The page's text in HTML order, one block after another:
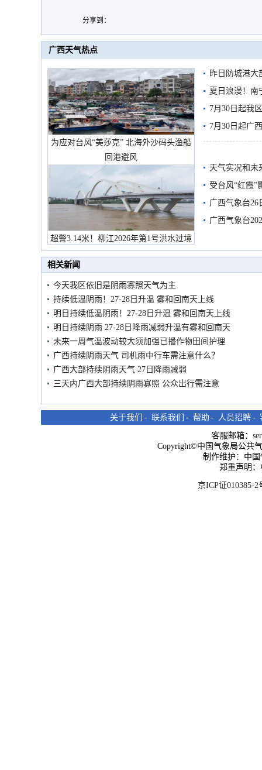
分享到：
广西天气热点
为应对台风“美莎克” 北海外沙码头渔船
回港避风
超警3.14米！柳江2026年第1号洪水过境
市民在堤岸见证汛况
昨日防城港大
雨
夏日浪漫！南
7月30日起我
7月30日起广
天气实况和未
受台风“红霞”
有较强降雨
广西气象台26
广西气象台
相关新闻
今天我区依旧是阴雨寡照天气为主
持续低温阴雨！27-28日升温 雾和回南天上线
明日持续低温阴雨！27-28日升温 雾和回南天上线
明日持续阴雨 27-28日降雨减弱升温有雾和回南天
未来一周气温波动较大须加强已播作物田间护理
广西持续阴雨天气 司机雨中行车需注意什么？
广西大部持续阴雨天气 27日降雨减弱
三天内广西大部持续阴雨寡照 公众出行需注意
关于我们 - 联系我们 - 帮助 - 人员招聘 -
客服邮箱：
Copyright©中国气象局公共
制作维护：中
郑重声明
京ICP证010385-2